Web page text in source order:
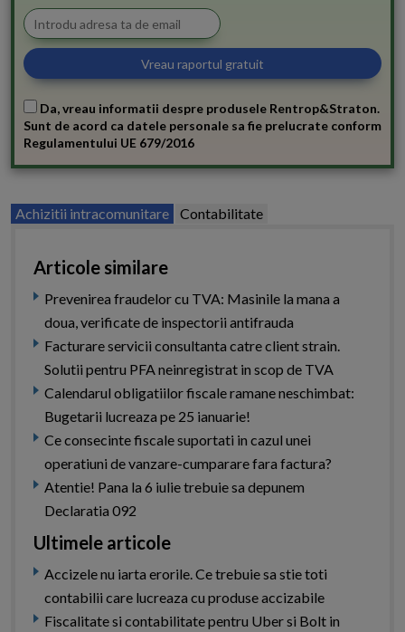
Da, vreau informatii despre produsele Rentrop&Straton.
Sunt de acord ca datele personale sa fie prelucrate conform
Regulamentului UE 679/2016
Achizitii intracomunitare Contabilitate
Articole similare
Prevenirea fraudelor cu TVA: Masinile la mana a
doua, verificate de inspectorii antifrauda
Facturare servicii consultanta catre client strain.
Solutii pentru PFA neinregistrat in scop de TVA
Calendarul obligatiilor fiscale ramane neschimbat:
Bugetarii lucreaza pe 25 ianuarie!
Ce consecinte fiscale suportati in cazul unei
operatiuni de vanzare-cumparare fara factura?
Atentie! Pana la 6 iulie trebuie sa depunem
Declaratia 092
Ultimele articole
Accizele nu iarta erorile. Ce trebuie sa stie toti
contabilii care lucreaza cu produse accizabile
Fiscalitate si contabilitate pentru Uber si Bolt in